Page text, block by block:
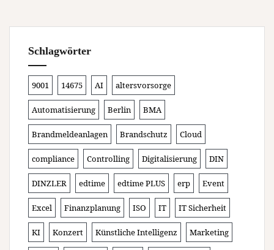
Schlagwörter
9001 14675 AI altersvorsorge
Automatisierung Berlin BMA
Brandmeldeanlagen Brandschutz Cloud
compliance Controlling Digitalisierung DIN
DINZLER edtime edtime PLUS erp Event
Excel Finanzplanung ISO IT IT Sicherheit
KI Konzert Künstliche Intelligenz Marketing